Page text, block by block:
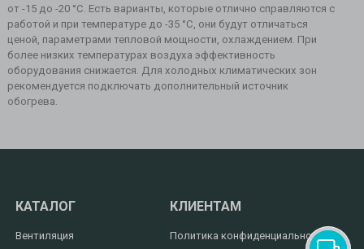
от -15 до -20 °C. Есть варианты, которые отлично справляются с
работой и при температуре до -35 °C, они будут отличаться
ценой, параметрами тепловой мощности, охлаждением. При
более низких температурах воздуха эффективность
оборудования снижается. Для холодных климатических зон
рекомендуется подключать дополнительный источник
обогрева.
КАТАЛОГ
Вентиляция
КЛИЕНТАМ
Политика конфиденциальности